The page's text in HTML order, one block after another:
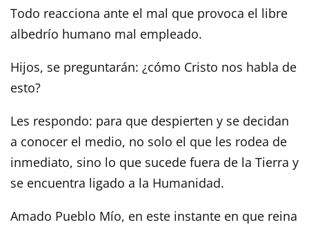
Todo reacciona ante el mal que provoca el libre
albedrío humano mal empleado.
Hijos, se preguntarán: ¿cómo Cristo nos habla de
esto?
Les respondo: para que despierten y se decidan
a conocer el medio, no solo el que les rodea de
inmediato, sino lo que sucede fuera de la Tierra y
se encuentra ligado a la Humanidad.
Amado Pueblo Mío, en este instante en que reina